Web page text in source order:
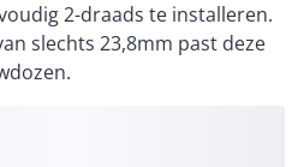
2-draads te installeren.
slechts 23,8mm past deze